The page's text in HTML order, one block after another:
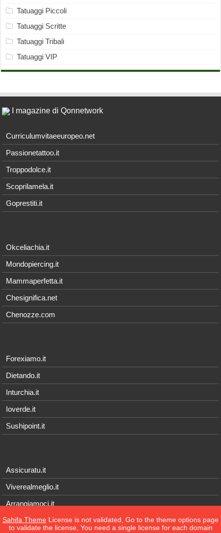
Tatuaggi Piccoli
Tatuaggi Scritte
Tatuaggi Tribali
Tatuaggi VIP
I magazine di Qonnetwork
Curriculumvitaeeuropeo.net
Passionetattoo.it
Troppodolce.it
Scoprilamela.it
Goprestiti.it
Okceliachia.it
Mondopiercing.it
Mammaperfetta.it
Chesignifica.net
Chenozze.com
Forexiamo.it
Dietando.it
Inturchia.it
Ioverde.it
Sushipoint.it
Assicuratu.it
Viverealmeglio.it
Arrangiamoci.it
Tecnichef.it
Sahifa Theme License is not validated, Go to the theme options page
to validate the license, You need a single license for each domain